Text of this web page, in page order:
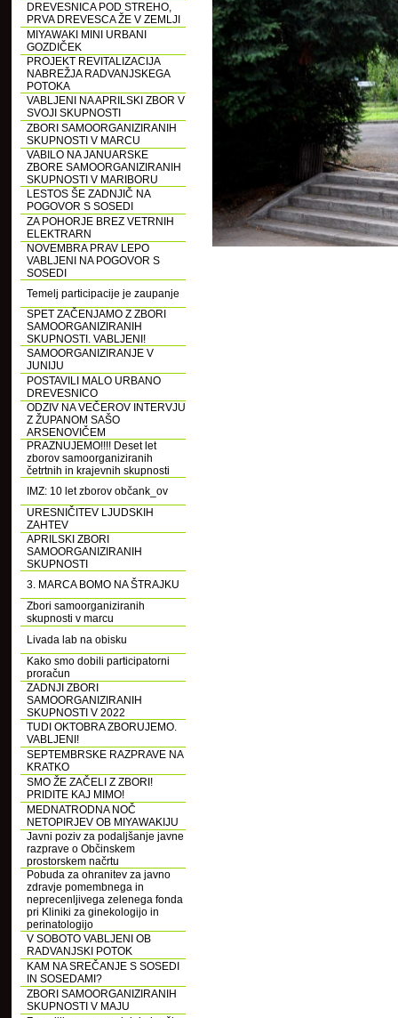
DREVESNICA POD STREHO,
PRVA DREVESCA ŽE V ZEMLJI
MIYAWAKI MINI URBANI
GOZDIČEK
PROJEKT REVITALIZACIJA
NABREŽJA RADVANJSKEGA
POTOKA
VABLJENI NA APRILSKI ZBOR V
SVOJI SKUPNOSTI
ZBORI SAMOORGANIZIRANIH
SKUPNOSTI V MARCU
VABILO NA JANUARSKE
ZBORE SAMOORGANIZIRANIH
SKUPNOSTI V MARIBORU
LESTOS ŠE ZADNJIČ NA
POGOVOR S SOSEDI
ZA POHORJE BREZ VETRNIH
ELEKTRARN
NOVEMBRA PRAV LEPO
VABLJENI NA POGOVOR S
SOSEDI
Temelj participacije je zaupanje
SPET ZAČENJAMO Z ZBORI
SAMOORGANIZIRANIH
SKUPNOSTI. VABLJENI!
SAMOORGANIZIRANJE V
JUNIJU
POSTAVILI MALO URBANO
DREVESNICO
ODZIV NA VEČEROV INTERVJU
Z ŽUPANOM SAŠO
ARSENOVIČEM
PRAZNUJEMO!!!! Deset let
zborov samoorganiziranih
četrtnih in krajevnih skupnosti
IMZ: 10 let zborov občank_ov
URESNIČITEV LJUDSKIH
ZAHTEV
APRILSKI ZBORI
SAMOORGANIZIRANIH
SKUPNOSTI
3. MARCA BOMO NA ŠTRAJKU
Zbori samoorganiziranih
skupnosti v marcu
Livada lab na obisku
Kako smo dobili participatorni
proračun
ZADNJI ZBORI
SAMOORGANIZIRANIH
SKUPNOSTI V 2022
TUDI OKTOBRA ZBORUJEMO.
VABLJENI!
SEPTEMBRSKE RAZPRAVE NA
KRATKO
SMO ŽE ZAČELI Z ZBORI!
PRIDITE KAJ MIMO!
MEDNATRODNA NOČ
NETOPIRJEV OB MIYAWAKIJU
Javni poziv za podaljšanje javne
razprave o Občinskem
prostorskem načrtu
Pobuda za ohranitev za javno
zdravje pomembnega in
neprecenljivega zelenega fonda
pri Kliniki za ginekologijo in
perinatologijo
V SOBOTO VABLJENI OB
RADVANJSKI POTOK
KAM NA SREČANJE S SOSEDI
IN SOSEDAMI?
ZBORI SAMOORGANIZIRANIH
SKUPNOSTI V MAJU